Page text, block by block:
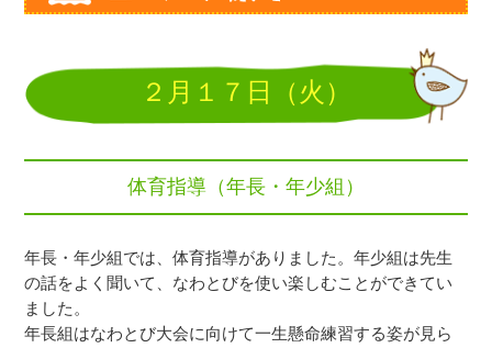
２月１７日（火）
体育指導（年長・年少組）
年長・年少組では、体育指導がありました。年少組は先生
の話をよく聞いて、なわとびを使い楽しむことができてい
ました。
年長組はなわとび大会に向けて一生懸命練習する姿が見ら